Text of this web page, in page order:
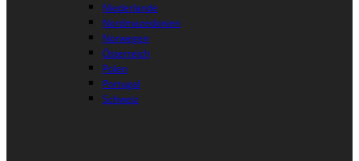
Niederlande
Nordmazedonien
Norwegen
Österreich
Polen
Portugal
Schweiz